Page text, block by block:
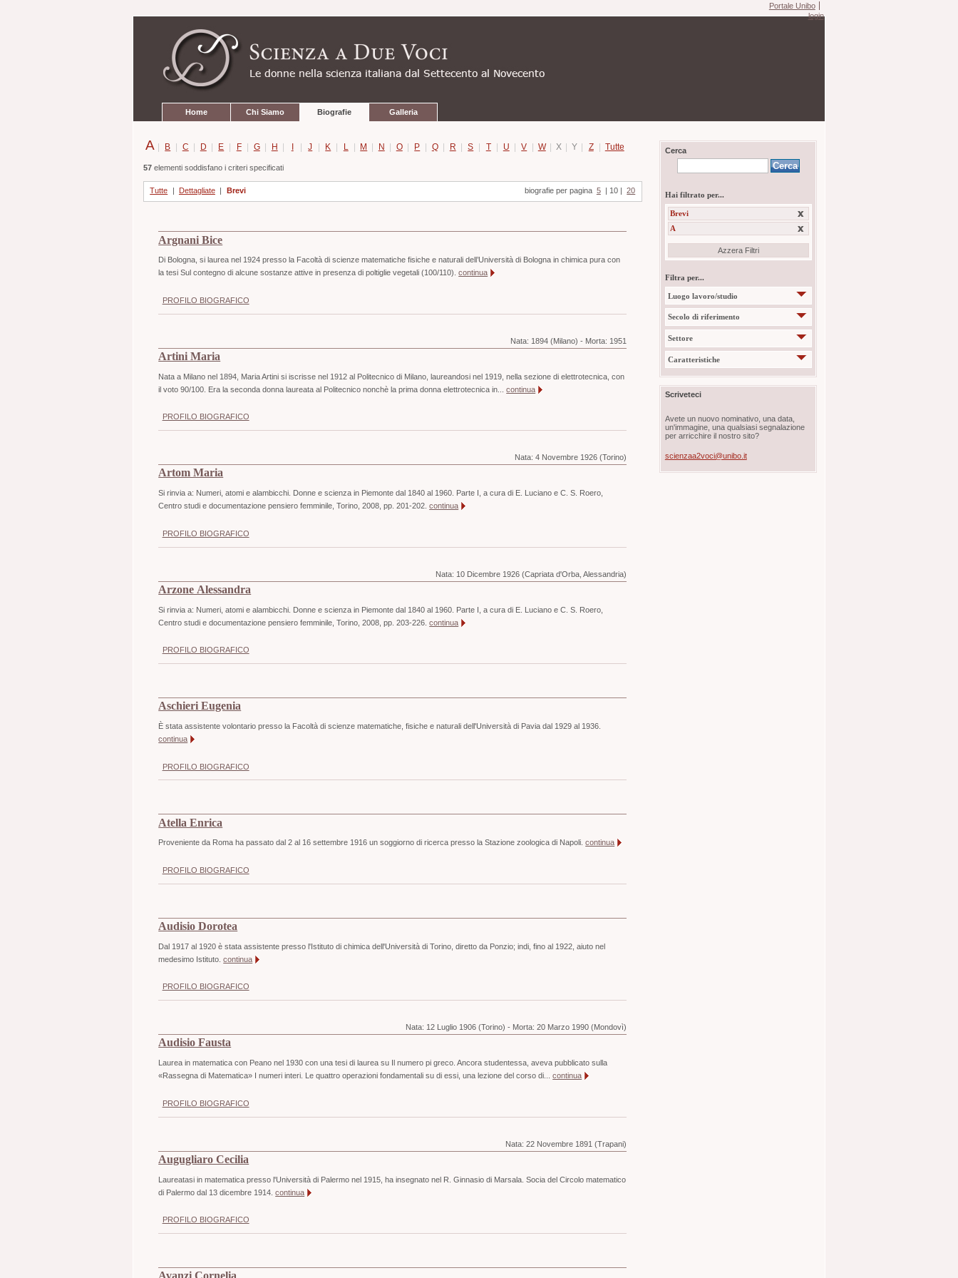
contenuti.
navigazione
Portale Unibo
login
Home Chi Siamo Biografie Galleria
A | B | C | D | E | F | G | H | I | J | K | L | M | N | O | P | Q | R | S | T | U | V | W | X | Y | Z | Tutte
57elementi soddisfano i criteri specificati
Tutte Dettagliate Brevi biografie per pagina 5 10 20
Argnani Bice
Di Bologna, si laurea nel 1924 presso la Facoltà di scienze matematiche fisiche e naturali dell’Università di Bologna in chimica pura con
la tesi Sul contegno di alcune sostanze attive in presenza di poltiglie vegetali (100/110).continua
PROFILO BIOGRAFICO
Nata: 1894 (Milano) - Morta: 1951
Artini Maria
Nata a Milano nel 1894, Maria Artini si iscrisse nel 1912 al Politecnico di Milano, laureandosi nel 1919, nella sezione di elettrotecnica, con
il voto 90/100. Era la seconda donna laureata al Politecnico nonchè la prima donna elettrotecnica in...continua
PROFILO BIOGRAFICO
Nata:4 Novembre 1926 (Torino)
Artom Maria
Si rinvia a: Numeri, atomi e alambicchi. Donne e scienza in Piemonte dal 1840 al 1960. Parte I, a cura di E. Luciano e C. S. Roero,
Centro studi e documentazione pensiero femminile, Torino, 2008, pp. 201-202.continua
PROFILO BIOGRAFICO
Nata: 10 Dicembre 1926 (Capriata d'Orba, Alessandria)
Arzone Alessandra
Si rinvia a: Numeri, atomi e alambicchi. Donne e scienza in Piemonte dal 1840 al 1960. Parte I, a cura di E. Luciano e C. S. Roero,
Centro studi e documentazione pensiero femminile, Torino, 2008, pp. 203-226.continua
PROFILO BIOGRAFICO
Aschieri Eugenia
È stata assistente volontario presso la Facoltà di scienze matematiche, fisiche e naturali dell'Università di Pavia dal 1929 al 1936.
continua
PROFILO BIOGRAFICO
Atella Enrica
Proveniente da Roma ha passato dal 2 al 16 settembre 1916 un soggiorno di ricerca presso la Stazione zoologica di Napoli.continua
PROFILO BIOGRAFICO
Audisio Dorotea
Dal 1917 al 1920 è stata assistente presso l'Istituto di chimica dell'Università di Torino, diretto da Ponzio; indi, fino al 1922, aiuto nel
medesimo Istituto.continua
PROFILO BIOGRAFICO
Nata: 12 Luglio 1906 (Torino) - Morta:20 Marzo 1990 (Mondovì)
Audisio Fausta
Laurea in matematica con Peano nel 1930 con una tesi di laurea su Il numero pi greco. Ancora studentessa, aveva pubblicato sulla
«Rassegna di Matematica» I numeri interi. Le quattro operazioni fondamentali su di essi, una lezione del corso di...continua
PROFILO BIOGRAFICO
Nata:22 Novembre 1891 (Trapani)
Augugliaro Cecilia
Laureatasi in matematica presso l'Università di Palermo nel 1915, ha insegnato nel R. Ginnasio di Marsala. Socia del Circolo matematico
di Palermo dal 13 dicembre 1914.continua
PROFILO BIOGRAFICO
Cerca
Hai filtrato per...
Brevi
A
Azzera Filtri
Filtra per...
Luogo lavoro/studio
Secolo di riferimento
Settore
Caratteristiche
Scriveteci
Avete un nuovo nominativo, una data,
un'immagine, una qualsiasi segnalazione
per arricchire il nostro sito?
scienzaa2voci@unibo.it